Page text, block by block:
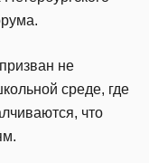
не
среде, где
что